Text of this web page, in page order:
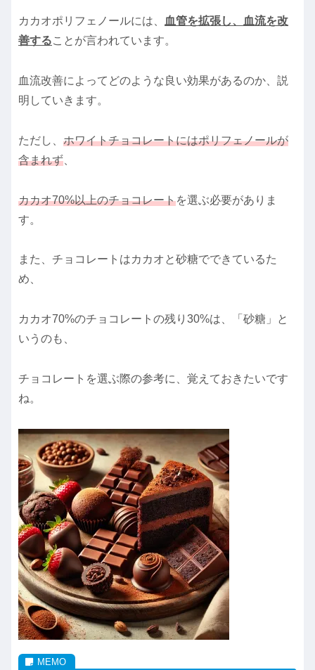
カカオポリフェノールには、
血管を拡張し、血流を改
善することが言われています。
血流改善によってどのような良い効果があるのか、説
明していきます。
ただし、 ホワイトチョコレートにはポリフェノールが
含まれず
カカオ70%以上のチョコレートを選ぶ必要がありま
す。
また、チョコレートはカカオと砂糖でできているた
め、
カカオ70%のチョコレートの残り30%は、「砂糖」と
いうのも、
チョコレートを選ぶ際の参考に、覚えておきたいです
ね。